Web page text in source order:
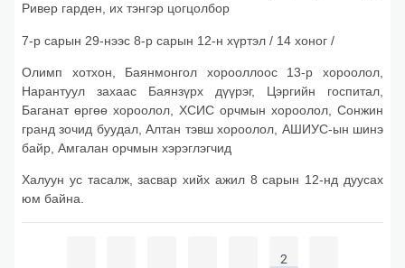
Ривер гарден, их тэнгэр цогцолбор
7-р сарын 29-нээс 8-р сарын 12-н хүртэл / 14 хоног /
Олимп хотхон, Баянмонгол хорооллоос 13-р хороолол,
Нарантуул захаас Баянзүрх дүүрэг, Цэргийн госпитал,
Баганат өргөө хороолол, ХСИС орчмын хороолол, Сонжин
гранд зочид буудал, Алтан тэвш хороолол, АШИУС-ын шинэ
байр, Амгалан орчмын хэрэглэгчид
Халуун ус тасалж, засвар хийх ажил 8 сарын 12-нд дуусах
юм байна.
2